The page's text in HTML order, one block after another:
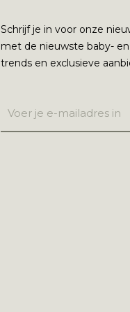
Schrijf je in voor onze
met de nieuwste baby-
trends en exclusieve